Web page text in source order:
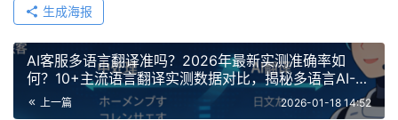
生成海报
AI客服多语言翻译准吗？2026年最新实测准确率如
何？10+主流语言翻译实测数据对比，揭秘多语言AI-
Agent真实准确率与选择建议
上一篇 2026-01-18 14:52